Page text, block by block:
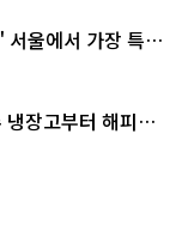
울에서 가장 특별
장고부터 해피소